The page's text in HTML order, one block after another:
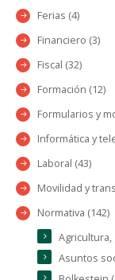
Ferias (4)
Financiero (3)
Fiscal (32)
Formación (12)
Formularios y
Informática y
Laboral (43)
Movilidad y
Normativa (142)
Agricultura,
Asuntos